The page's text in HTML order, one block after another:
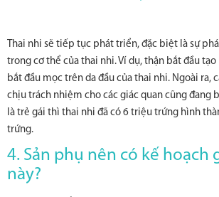
Thai nhi sẽ tiếp tục phát triển, đặc biệt là sự
trong cơ thể của thai nhi. Ví dụ, thận bắt đầu
bắt đầu mọc trên da đầu của thai nhi. Ngoài ra,
chịu trách nhiệm cho các giác quan cũng đang
là trẻ gái thì thai nhi đã có 6 triệu trứng hình
trứng.
4. Sản phụ nên có kế hoạch
này?